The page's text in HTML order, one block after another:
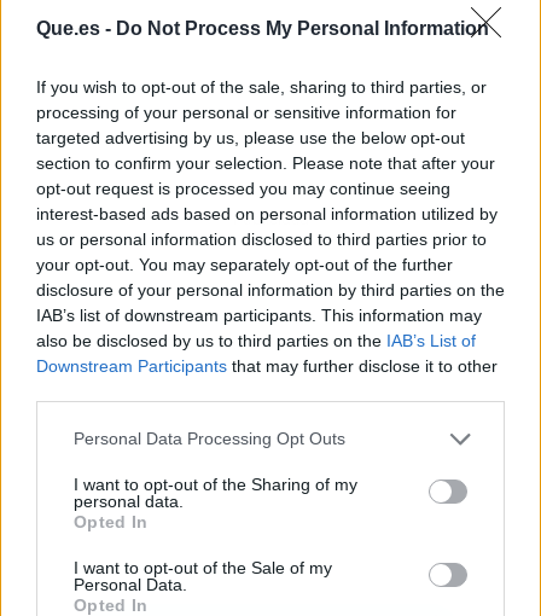
Que.es - Do Not Process My Personal Information
If you wish to opt-out of the sale, sharing to third parties, or
processing of your personal or sensitive information for
targeted advertising by us, please use the below opt-out
section to confirm your selection. Please note that after your
opt-out request is processed you may continue seeing
interest-based ads based on personal information utilized by
us or personal information disclosed to third parties prior to
your opt-out. You may separately opt-out of the further
disclosure of your personal information by third parties on the
IAB’s list of downstream participants. This information may
also be disclosed by us to third parties on the IAB’s List of
Downstream Participants that may further disclose it to other
Personal Data Processing Opt Outs
I want to opt-out of the Sharing of my
personal data.
Opted In
I want to opt-out of the Sale of my
Personal Data.
Opted In
Publicidad